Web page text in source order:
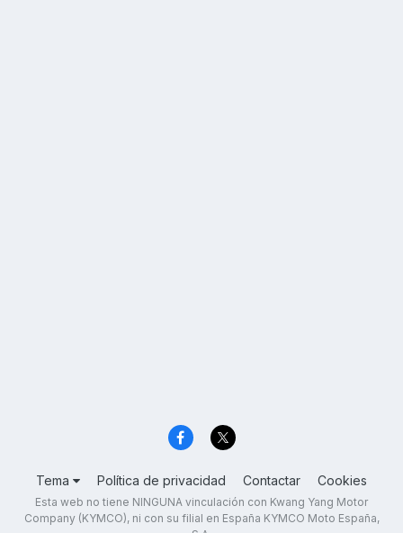
Tema Política de privacidad Contactar Cookies
Esta web no tiene NINGUNA vinculación con Kwang Yang Motor
Company (KYMCO), ni con su filial en España KYMCO Moto España,